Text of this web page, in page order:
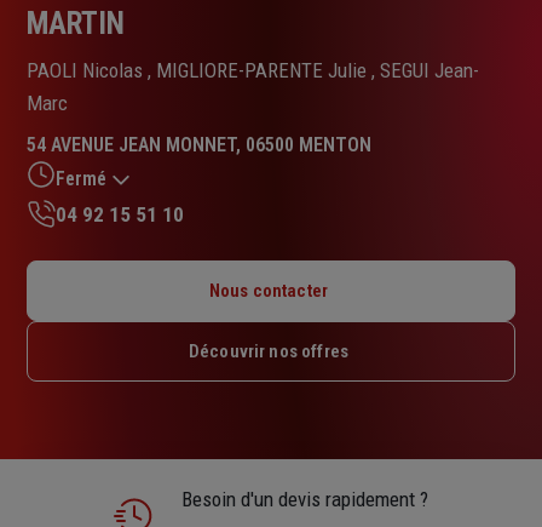
MARTIN
PAOLI Nicolas , MIGLIORE-PARENTE Julie , SEGUI Jean-
Marc
54 AVENUE JEAN MONNET, 06500 MENTON
Fermé
Mardi : 09h – 12h / 14h – 18h
Jeudi : 09h – 12h / 14h – 18h
04 92 15 51 10
Nous contacter
Découvrir nos offres
Besoin d'un devis rapidement ?